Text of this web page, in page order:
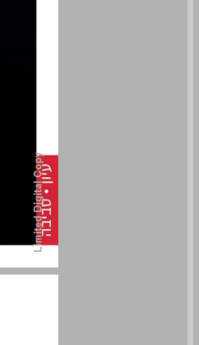
היבטים כלכליים של איכות סביבה ... 0